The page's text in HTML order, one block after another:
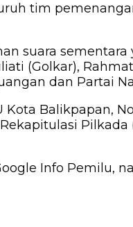
tim
suara
(Golkar),
dan Partai
Kota Balikpapan,
Info Pemilu,